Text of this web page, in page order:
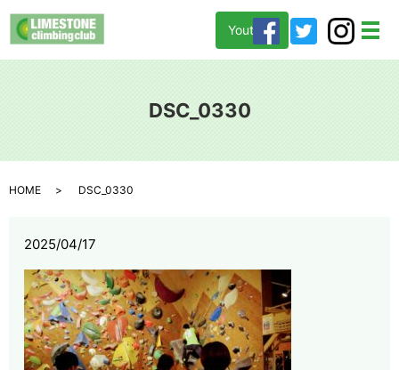
メ
Youtube
DSC_0330
HOME DSC_0330
2025/04/17